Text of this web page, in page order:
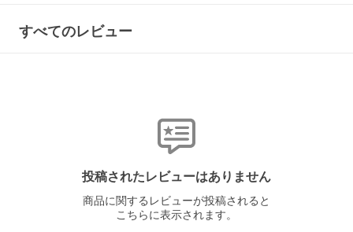
すべてのレビュー
投稿されたレビューはありません
商品に関するレビューが投稿されると
こちらに表示されます。